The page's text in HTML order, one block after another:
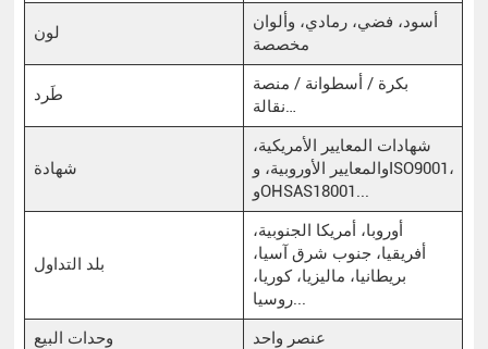
لون
أسود، فضي، رمادي، وألوان
مخصصة
طَرد
بكرة / أسطوانة / منصة
شهادة
شهادات المعايير الأمريكية،
والمعايير الأوروبية، وISO9001،
وOHSAS18001...
بلد التداول
أوروبا، أمريكا الجنوبية،
أفريقيا، جنوب شرق آسيا،
بريطانيا، ماليزيا، كوريا،
روسيا...
وحدات البيع
عنصر واحد